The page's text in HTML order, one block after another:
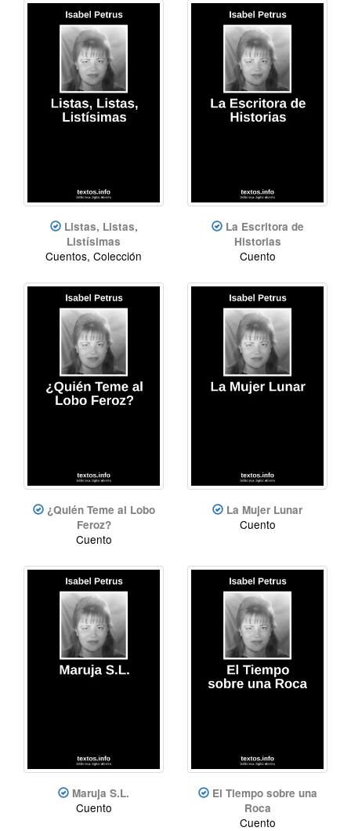
Listas, Listas,
Listísimas
Cuentos, Colección
La Escritora de
Historias
Cuento
¿Quién Teme al Lobo
Feroz?
Cuento
La Mujer Lunar
Cuento
Maruja S.L.
Cuento
El Tiempo sobre una
Roca
Cuento